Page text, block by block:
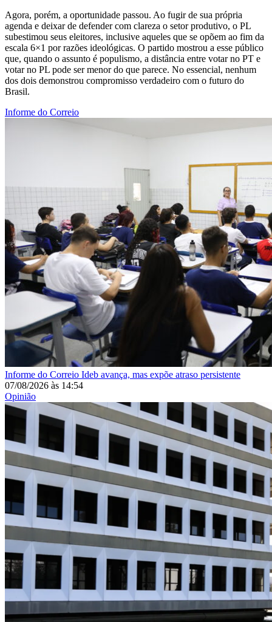
Agora, porém, a oportunidade passou. Ao fugir de sua própria
agenda e deixar de defender com clareza o setor produtivo, o PL
subestimou seus eleitores, inclusive aqueles que se opõem ao fim da
escala 6×1 por razões ideológicas. O partido mostrou a esse público
que, quando o assunto é populismo, a distância entre votar no PT e
votar no PL pode ser menor do que parece. No essencial, nenhum
dos dois demonstrou compromisso verdadeiro com o futuro do
Brasil.
Informe do Correio
Informe do Correio Ideb avança, mas expõe atraso persistente
07/08/2026 às 14:54
Opinião